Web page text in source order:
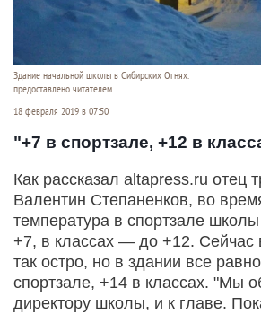
Здание начальной школы в Сибирских Огнях.
предоставлено читателем
18 февраля 2019 в 07:50
"+7 в спортзале, +12 в
Как рассказал altapress.ru отец
Валентин Степаненков, во
температура в спортзале
+7, в классах — до +12. Сейчас
так остро, но в здании все
спортзале, +14 в классах. "Мы
директору школы, и к главе.